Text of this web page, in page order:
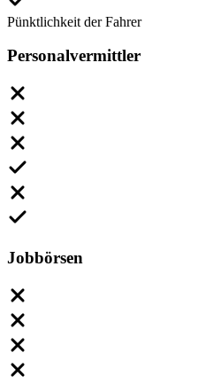
Pünktlichkeit der Fahrer
Personalvermittler
Jobbörsen